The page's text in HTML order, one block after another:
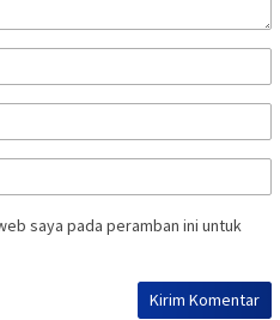
saya pada peramban ini untuk